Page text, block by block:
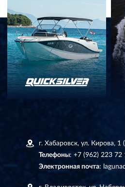
г. Хабаровск, ул. Кирова, 1
Телефоны: +7 (962) 223 72
Электронная почта: